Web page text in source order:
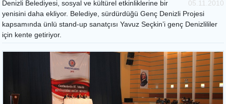
05.11.2010
Denizli Belediyesi, sosyal ve kültürel etkinliklerine bir
yenisini daha ekliyor. Belediye, sürdürdüğü Genç Denizli Projesi
kapsamında ünlü stand-up sanatçısı Yavuz Seçkin’i genç Denizlililer
için kente getiriyor.